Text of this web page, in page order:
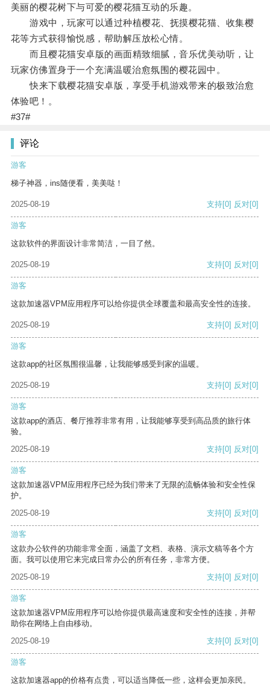
美丽的樱花树下与可爱的樱花猫互动的乐趣。
游戏中，玩家可以通过种植樱花、抚摸樱花猫、收集樱
花等方式获得愉悦感，帮助解压放松心情。
而且樱花猫安卓版的画面精致细腻，音乐优美动听，让
玩家仿佛置身于一个充满温暖治愈氛围的樱花园中。
快来下载樱花猫安卓版，享受手机游戏带来的极致治愈
体验吧！。
#37#
评论
游客
梯子神器，ins随便看，美美哒！
2025-08-19 支持[0] 反对[0]
游客
这款软件的界面设计非常简洁，一目了然。
2025-08-19 支持[0] 反对[0]
游客
这款加速器VPM应用程序可以给你提供全球覆盖和最高安全性的连接。
2025-08-19 支持[0] 反对[0]
游客
这款app的社区氛围很温馨，让我能够感受到家的温暖。
2025-08-19 支持[0] 反对[0]
游客
这款app的酒店、餐厅推荐非常有用，让我能够享受到高品质的旅行体
验。
2025-08-19
支持[0] 反对[0]
游客
这款加速器VPM应用程序已经为我们带来了无限的流畅体验和安全性保
护。
2025-08-19
支持[0] 反对[0]
游客
这款办公软件的功能非常全面，涵盖了文档、表格、演示文稿等各个方
面。我可以使用它来完成日常办公的所有任务，非常方便。
2025-08-19
支持[0] 反对[0]
游客
这款加速器VPM应用程序可以给你提供最高速度和安全性的连接，并帮
助你在网络上自由移动。
2025-08-19
支持[0] 反对[0]
游客
这款加速器app的价格有点贵，可以适当降低一些，这样会更加亲民。